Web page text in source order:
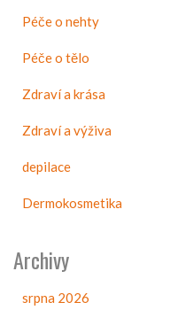
Péče o nehty
Péče o tělo
Zdraví a krása
Zdraví a výživa
depilace
Dermokosmetika
Archivy
srpna 2026